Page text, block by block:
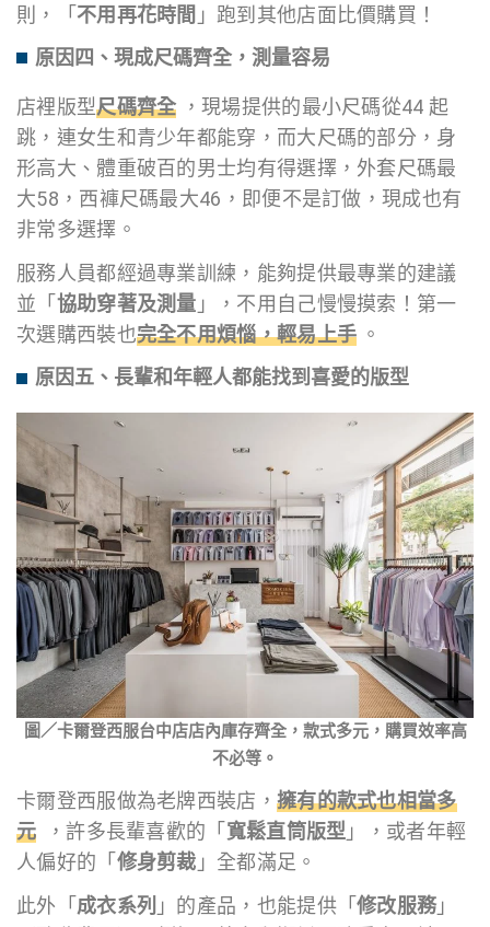
則，「不用再花時間 」跑到其他店面比價購買！
原因四、現成尺碼齊全，測量容易
店裡版型尺碼齊全 ，現場提供的最小尺碼從44 起
跳，連女生和青少年都能穿，而大尺碼的部分，身
形高大、體重破百的男士均有得選擇，外套尺碼最
大58，西褲尺碼最大46，即便不是訂做，現成也有
非常多選擇。
服務人員都經過專業訓練，能夠提供最專業的建議
並「 協助穿著及測量 」，不用自己慢慢摸索！第一
次選購西裝也完全不用煩惱，輕易上手 。
原因五、長輩和年輕人都能找到喜愛的版型
圖／卡爾登西服台中店店內庫存齊全，款式多元，購買效率高
不必等。
卡爾登西服做為老牌西裝店， 擁有的款式也相當多
元 ，許多長輩喜歡的「 寬鬆直筒版型 」，或者年輕
人偏好的「 修身剪裁 」全都滿足。
此外「 成衣系列 」的產品，也能提供「修改服務 」